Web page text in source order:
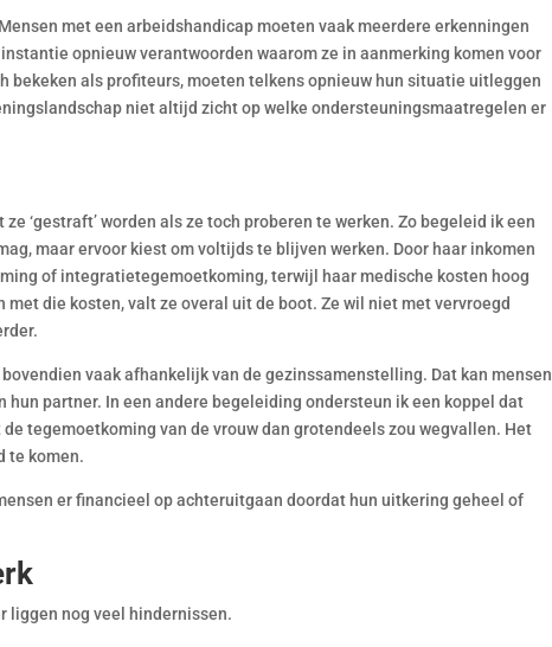
met een arbeidshandicap moeten vaak meerdere erkenningen
opnieuw verantwoorden waarom ze in aanmerking komen voor
bekeken als profiteurs, moeten telkens opnieuw hun situatie uitleggen
niet altijd zicht op welke ondersteuningsmaatregelen er
‘gestraft’ worden als ze toch proberen te werken. Zo begeleid ik een
maar ervoor kiest om voltijds te blijven werken. Door haar inkomen
of integratietegemoetkoming, terwijl haar medische kosten hoog
die kosten, valt ze overal uit de boot. Ze wil niet met vervroegd
vaak afhankelijk van de gezinssamenstelling. Dat kan mensen
partner. In een andere begeleiding ondersteun ik een koppel dat
tegemoetkoming van de vrouw dan grotendeels zou wegvallen. Het
te komen.
er financieel op achteruitgaan doordat hun uitkering geheel of
liggen nog veel hindernissen.